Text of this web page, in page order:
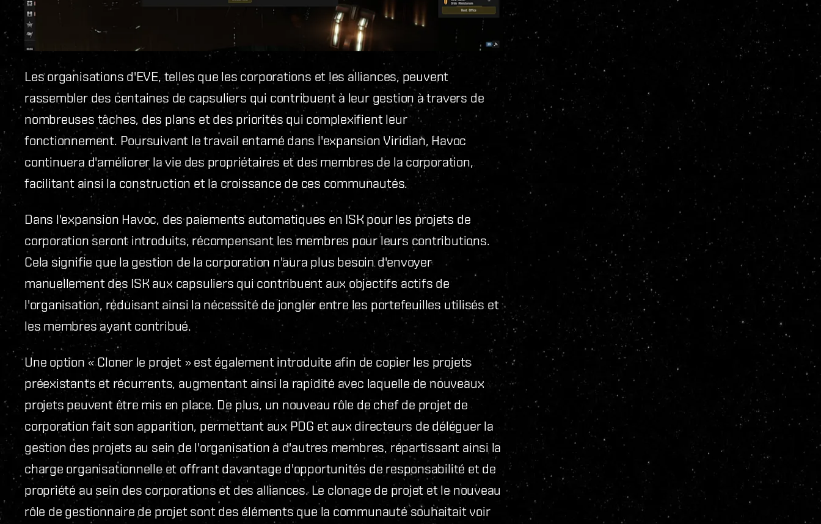
Les organisations d'EVE, telles que les corporations et les alliances, peuvent
rassembler des centaines de capsuliers qui contribuent à leur gestion à travers de
nombreuses tâches, des plans et des priorités qui complexifient leur
fonctionnement. Poursuivant le travail entamé dans l'expansion Viridian, Havoc
continuera d'améliorer la vie des propriétaires et des membres de la corporation,
facilitant ainsi la construction et la croissance de ces communautés.
Dans l'expansion Havoc, des paiements automatiques en ISK pour les projets de
corporation seront introduits, récompensant les membres pour leurs contributions.
Cela signifie que la gestion de la corporation n'aura plus besoin d'envoyer
manuellement des ISK aux capsuliers qui contribuent aux objectifs actifs de
l'organisation, réduisant ainsi la nécessité de jongler entre les portefeuilles utilisés et
les membres ayant contribué.
Une option « Cloner le projet » est également introduite afin de copier les projets
préexistants et récurrents, augmentant ainsi la rapidité avec laquelle de nouveaux
projets peuvent être mis en place. De plus, un nouveau rôle de chef de projet de
corporation fait son apparition, permettant aux PDG et aux directeurs de déléguer la
gestion des projets au sein de l'organisation à d'autres membres, répartissant ainsi la
charge organisationnelle et offrant davantage d'opportunités de responsabilité et de
propriété au sein des corporations et des alliances. Le clonage de projet et le nouveau
rôle de gestionnaire de projet sont des éléments que la communauté souhaitait voir